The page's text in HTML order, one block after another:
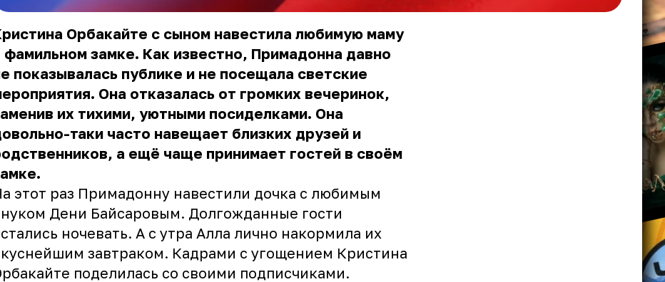
Орбакайте с сыном навестила любимую маму
фамильном замке. Как известно, Примадонна давно
показывалась публике и не посещала светские
Она отказалась от громких вечеринок,
их тихими, уютными посиделками. Она
таки часто навещает близких друзей и
а ещё чаще принимает гостей в своём
этот раз Примадонну навестили дочка с любимым
Дени Байсаровым. Долгожданные гости
ночевать. А с утра Алла лично накормила их
завтраком. Кадрами с угощением Кристина
поделилась со своими подписчиками.